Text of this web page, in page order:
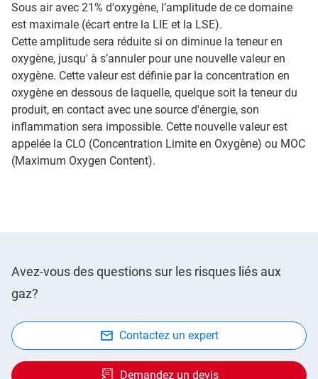
Sous air avec 21% d'oxygène, l’amplitude de ce domaine
est maximale (écart entre la LIE et la LSE).
Cette amplitude sera réduite si on diminue la teneur en
oxygène, jusqu' à s’annuler pour une nouvelle valeur en
oxygène. Cette valeur est définie par la concentration en
oxygène en dessous de laquelle, quelque soit la teneur du
produit, en contact avec une source d'énergie, son
inflammation sera impossible. Cette nouvelle valeur est
appelée la CLO (Concentration Limite en Oxygène) ou MOC
(Maximum Oxygen Content).
Avez-vous des questions sur les risques liés aux
gaz?
Contactez un expert
Demandez un devis